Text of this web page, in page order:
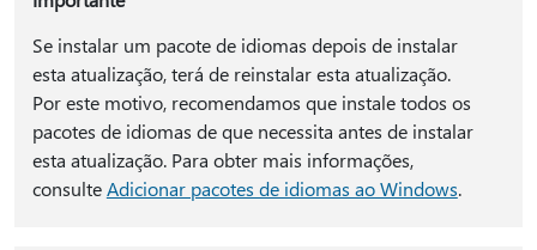
Se instalar um pacote de idiomas depois de instalar
esta atualização, terá de reinstalar esta atualização.
Por este motivo, recomendamos que instale todos os
pacotes de idiomas de que necessita antes de instalar
esta atualização. Para obter mais informações,
consulteAdicionar pacotes de idiomas ao Windows.